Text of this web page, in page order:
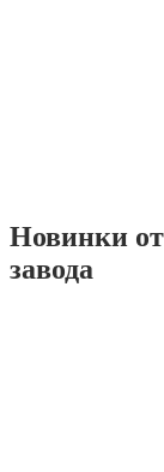
Новинки от
завода